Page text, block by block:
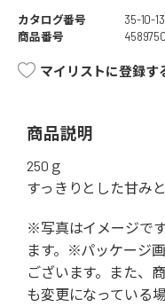
カタログ番号
35-10-
商品番号
マイリストに登録す
商品説明
250ｇ
すっきりとした甘み
※写真はイメージで
ます。※パッケージ
ございます。また、
も変更になっている